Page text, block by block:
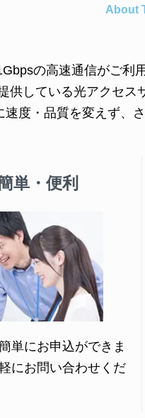
About
の高速通信がご
供している光アクセス
速度・品質を変えず、
単・便利
単にお申込ができま
にお問い合わせくだ